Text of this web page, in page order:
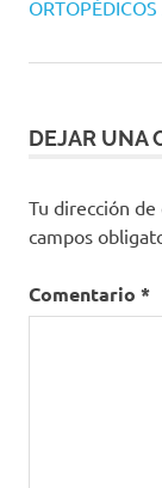
DEJAR UNA
Tu dirección
campos
Comentario *